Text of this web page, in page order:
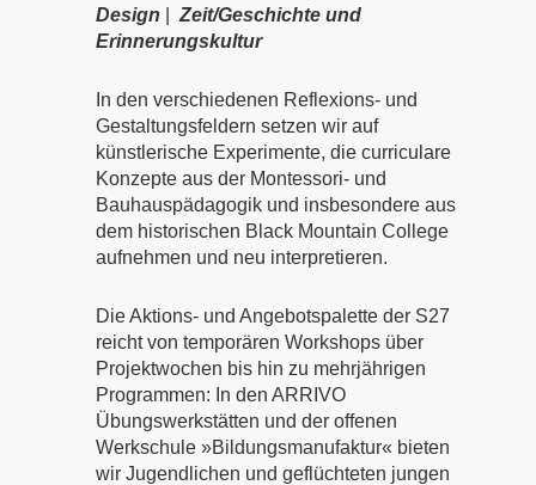
Design
Zeit/Geschichte und
Erinnerungskultur
In den verschiedenen Reflexions- und
Gestaltungsfeldern setzen wir auf
künstlerische Experimente, die curriculare
Konzepte aus der Montessori- und
Bauhauspädagogik und insbesondere aus
dem historischen Black Mountain College
aufnehmen und neu interpretieren.
Die Aktions- und Angebotspalette der S27
reicht von temporären Workshops über
Projektwochen bis hin zu mehrjährigen
Programmen: In den ARRIVO
Übungswerkstätten und der offenen
Werkschule »Bildungsmanufaktur« bieten
wir Jugendlichen und geflüchteten jungen